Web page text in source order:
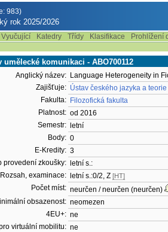
983)
rok 2025/2026
Vyučující Katedry Třídy Klasifikace
Prohlížení
komunikaci - ABO700112
Anglický název: Language Heterogeneity in
Zajišťuje: Ústav českého jazyka a
Fakulta: Filozofická fakulta
Platnost: od 2016
Semestr:
letní
Body: 0
E-Kredity: 3
provedení zkoušky:
letní s.:
Rozsah, examinace:
letní s.:0/2, Z [HT]
Počet míst: neurčen / neurčen (neurčen)
obsazenost: neomezen
4EU+: ne
virtuální mobilitu: ne